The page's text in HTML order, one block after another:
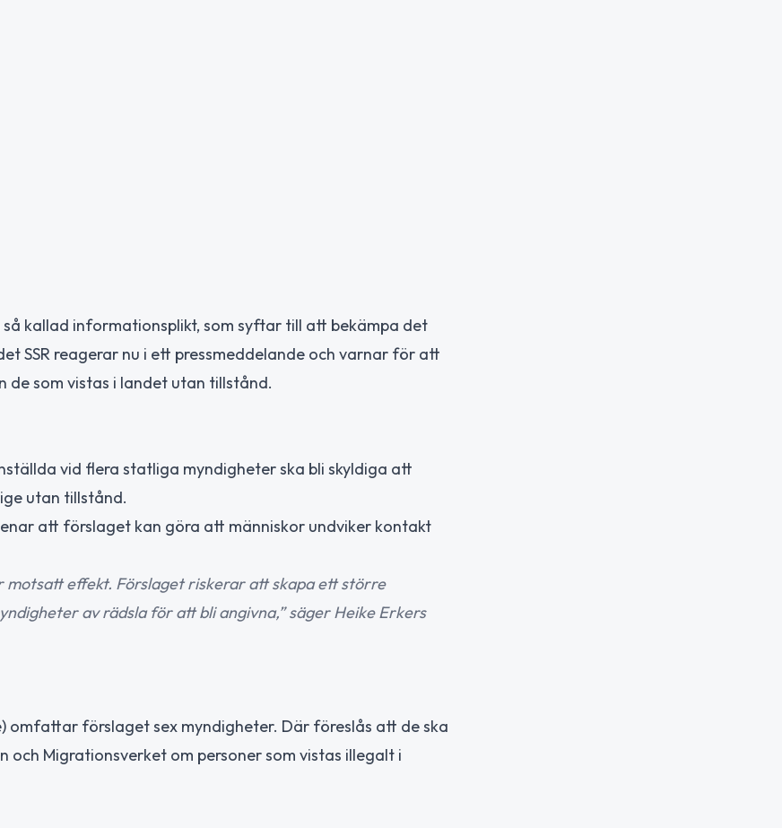
kallad informationsplikt, som syftar till att bekämpa det
SSR reagerar nu i ett pressmeddelande och varnar för att
som vistas i landet utan tillstånd.
vid flera statliga myndigheter ska bli skyldiga att
utan tillstånd.
att förslaget kan göra att människor undviker kontakt
motsatt effekt. Förslaget riskerar att skapa ett större
av rädsla för att bli angivna,” säger Heike Erkers
omfattar förslaget sex myndigheter. Där föreslås att de ska
Migrationsverket om personer som vistas illegalt i